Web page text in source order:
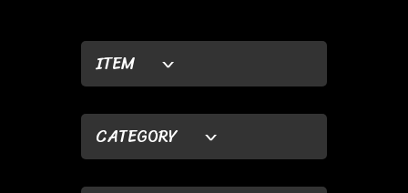
ITEM
CATEGORY